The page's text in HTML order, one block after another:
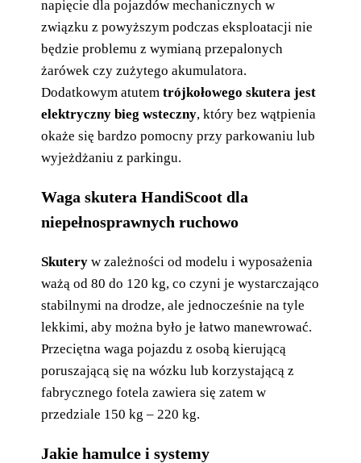
napięcie dla pojazdów mechanicznych w
związku z powyższym podczas eksploatacji nie
będzie problemu z wymianą przepalonych
żarówek czy zużytego akumulatora.
Dodatkowym atutemtrójkołowego skutera jest
elektryczny bieg wsteczny, który bez wątpienia
okaże się bardzo pomocny przy parkowaniu lub
wyjeżdżaniu z parkingu.
Waga skutera HandiScoot dla
niepełnosprawnych ruchowo
Skutery w zależności od modelu i wyposażenia
ważą od 80 do 120 kg, co czyni je wystarczająco
stabilnymi na drodze, ale jednocześnie na tyle
lekkimi, aby można było je łatwo manewrować.
Przeciętna waga pojazdu z osobą kierującą
poruszającą się na wózku lub korzystającą z
fabrycznego fotela zawiera się zatem w
przedziale 150 kg – 220 kg.
Jakie hamulce i systemy